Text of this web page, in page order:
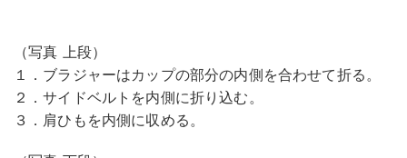
（写真 上段）
１．ブラジャーはカップの部分の内側を合わせて折る。
２．サイドベルトを内側に折り込む。
３．肩ひもを内側に収める。